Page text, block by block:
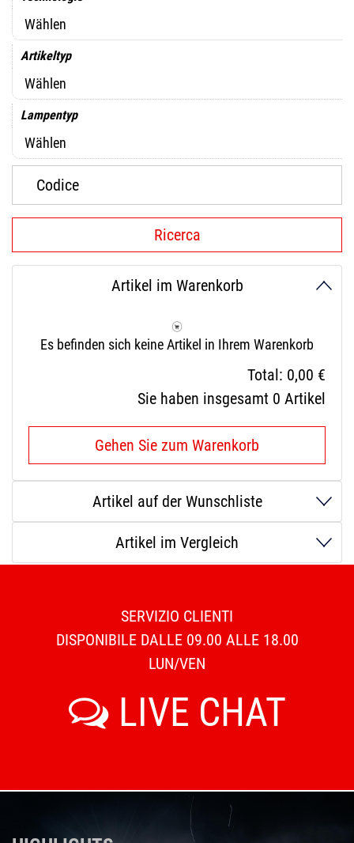
Artikeltyp
Lampentyp
Artikel im Warenkorb
Es befinden sich keine Artikel in Ihrem Warenkorb
Sie haben insgesamt 0 Artikel
Total: 0,00 €
Gehen Sie zum Warenkorb
Artikel auf der Wunschliste
Artikel im Vergleich
SERVIZIO CLIENTI
DISPONIBILE DALLE 09.00 ALLE 18.00
LUN/VEN
LIVE CHAT